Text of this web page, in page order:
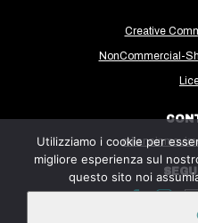
MEDIO
Creative
NonCommercial-
Utilizziamo i cookie per
migliore esperienza sul
questo sito noi